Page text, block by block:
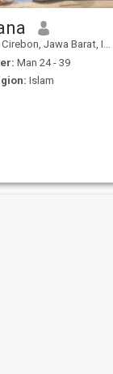
Cirebon, Jawa Barat, Indonesien
Man 24 - 39
Islam